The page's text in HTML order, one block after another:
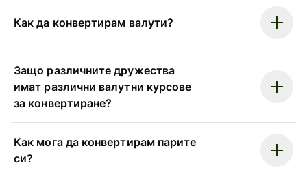
Как да конвертирам валути?
Защо различните дружества
имат различни валутни курсове
за конвертиране?
Как мога да конвертирам парите
си?